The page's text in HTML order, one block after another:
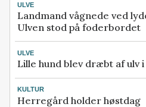
ULVE
Landmand vågnede ved
Ulven stod på foderbordet
ULVE
Lille hund blev dræbt af ulv
KULTUR
Herregård holder høstdag